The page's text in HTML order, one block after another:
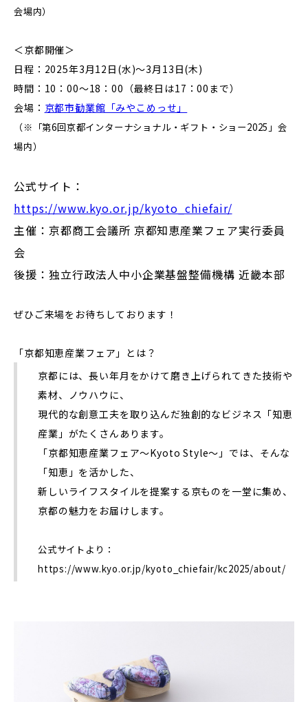
会場内）
＜京都開催＞
日程：2025年3月12日(水)～3月13日(木)
時間：10：00～18：00（最終日は17：00まで）
会場： 京都市勧業館「みやこめっせ」
（※「第6回京都インターナショナル・ギフト・ショー2025」会
場内）
公式サイト：
https://www.kyo.or.jp/kyoto_chiefair/
主催：京都商工会議所 京都知恵産業フェア実行委員
会
後援：独立行政法人中小企業基盤整備機構 近畿本部
ぜひご来場をお待ちしております！
「京都知恵産業フェア 」とは？
京都には、長い年月をかけて磨き上げられてきた技術や
素材、ノウハウに、
現代的な創意工夫を取り込んだ独創的なビジネス「知恵
産業」がたくさんあります。
「京都知恵産業フェア～Kyoto Style～」では、そんな
「知恵」を活かした、
新しいライフスタイルを提案する京ものを一堂に集め、
京都の魅力をお届けします。
公式サイトより：
https://www.kyo.or.jp/kyoto_chiefair/kc2025/about/